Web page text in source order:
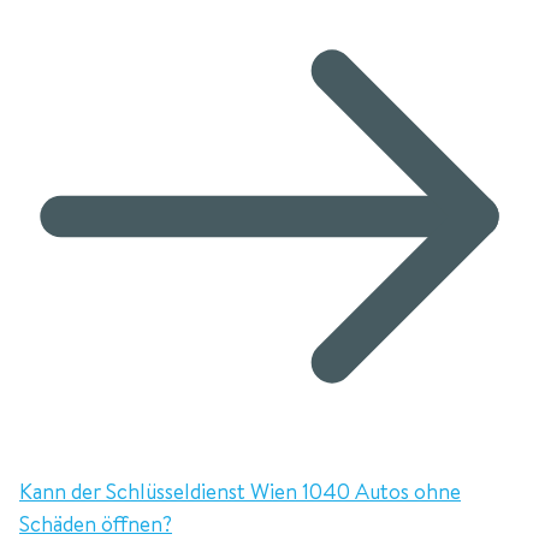
Kann der Schlüsseldienst Wien 1040 Autos ohne
Schäden öffnen?